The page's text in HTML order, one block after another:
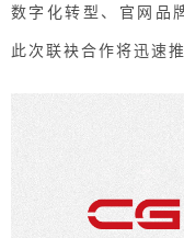
数字化转型、官网品
此次联袂合作将迅速